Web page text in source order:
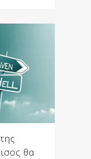
θα